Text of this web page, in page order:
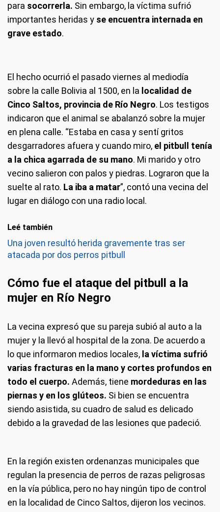
para socorrerla. Sin embargo, la víctima sufrió
importantes heridas y se encuentra internada en
grave estado.
El hecho ocurrió el pasado viernes al mediodía
sobre la calle Bolivia al 1500, en la localidad de
Cinco Saltos, provincia de Río Negro. Los testigos
indicaron que el animal se abalanzó sobre la mujer
en plena calle. “Estaba en casa y sentí gritos
desgarradores afuera y cuando miro, el pitbull tenía
a la chica agarrada de su mano. Mi marido y otro
vecino salieron con palos y piedras. Lograron que la
suelte al rato. La iba a matar”, contó una vecina del
lugar en diálogo con una radio local.
Leé también
Una joven resultó herida gravemente tras ser
atacada por dos perros pitbull
Cómo fue el ataque del pitbull a la
mujer en Río Negro
La vecina expresó que su pareja subió al auto a la
mujer y la llevó al hospital de la zona. De acuerdo a
lo que informaron medios locales, la víctima sufrió
varias fracturas en la mano y cortes profundos en
todo el cuerpo. Además, tiene mordeduras en las
piernas y en los glúteos. Si bien se encuentra
siendo asistida, su cuadro de salud es delicado
debido a la gravedad de las lesiones que padeció.
En la región existen ordenanzas municipales que
regulan la presencia de perros de razas peligrosas
en la vía pública, pero no hay ningún tipo de control
en la localidad de Cinco Saltos, dijeron los vecinos.